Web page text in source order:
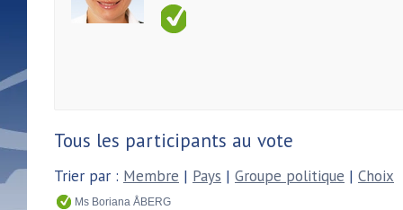
Tous les participants au vote
Trier par : Membre | Pays | Groupe politique | Choix
Ms Boriana ÅBERG